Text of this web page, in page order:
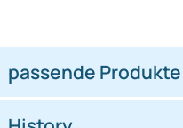
0.5m High Speed HDMI Audio /
Video Kabel Länge: 0.5m